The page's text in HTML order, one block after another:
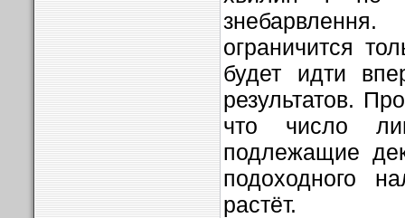
ограничится
будет идти
результатов.
что число
подлежащие
подоходного
растёт.